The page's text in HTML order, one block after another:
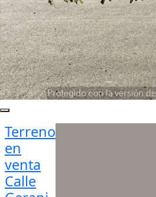
Terreno
en
venta
Calle